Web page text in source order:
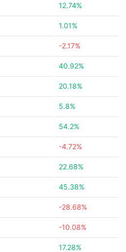
12.74%
1.01%
-2.17%
40.92%
20.18%
5.8%
54.2%
-4.72%
22.68%
45.38%
-28.68%
-10.08%
17.28%